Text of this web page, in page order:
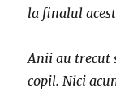
la finalul
Anii au trecut
copil. Nici